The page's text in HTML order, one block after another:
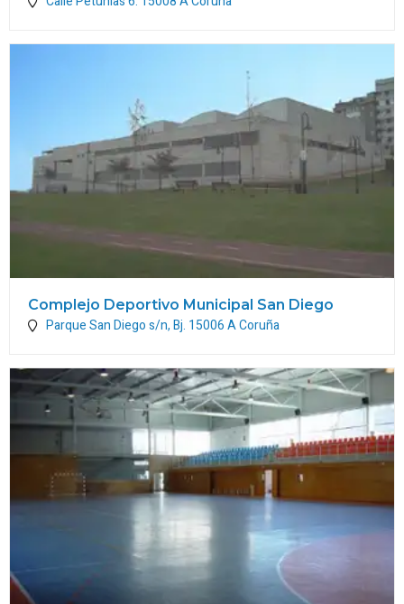
Complejo Deportivo Municipal San Diego
Parque San Diego s/n, Bj. 15006A Coruña